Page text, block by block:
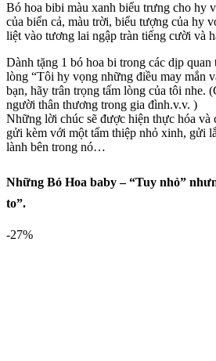
Bó hoa bibi màu xanh biểu trưng cho hy
của biển cả, màu trời, biểu tượng của hy
liệt vào tương lai ngập tràn tiếng cười và
Dành tặng 1 bó hoa bi trong các dịp
lòng “Tôi hy vọng những điều may mắn
bạn, hãy trân trọng tấm lòng của tôi nhe.
người thân thương trong gia đình.v.v. )
Những lời chúc sẽ được hiện thực hóa
gửi kèm với một tấm thiệp nhỏ xinh, gửi
lành bên trong nó…
Những Bó Hoa baby – “Tuy nhỏ”
to”.
-27%